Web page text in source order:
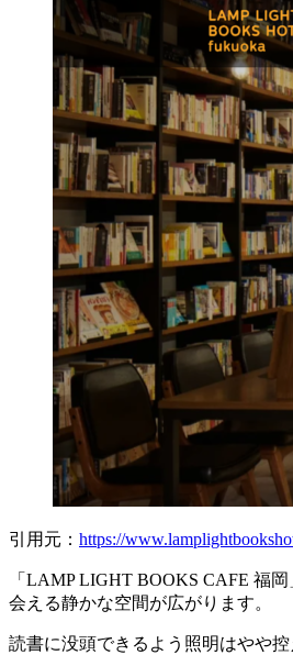
引用元： https://
「LAMP LIGHT BOOKS CAFE 福
会える静かな空間が広がります。
読書に没頭できるよう照明はやや